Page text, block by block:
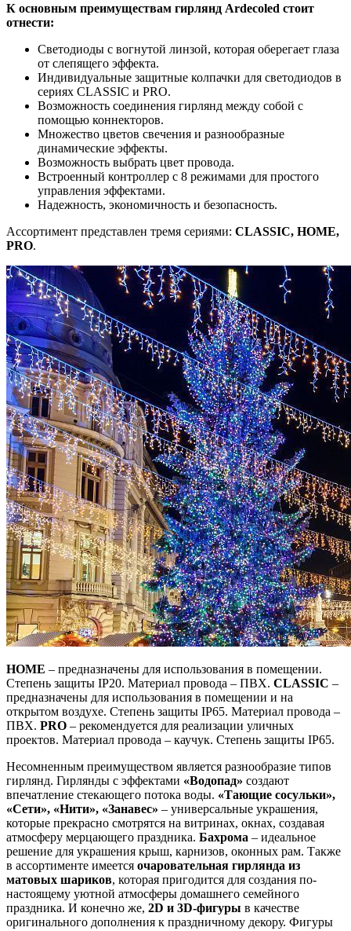
К основным преимуществам гирлянд Ardecoled стоит
отнести:
Светодиоды с вогнутой линзой, которая оберегает глаза
от слепящего эффекта.
Индивидуальные защитные колпачки для светодиодов в
сериях CLASSIC и PRO.
Возможность соединения гирлянд между собой с
помощью коннекторов.
Множество цветов свечения и разнообразные
динамические эффекты.
Возможность выбрать цвет провода.
Встроенный контроллер с 8 режимами для простого
управления эффектами.
Надежность, экономичность и безопасность.
Ассортимент представлен тремя сериями: CLASSIC, HOME,
PRO.
HOME – предназначены для использования в помещении.
Степень защиты IP20. Материал провода – ПВХ. CLASSIC –
предназначены для использования в помещении и на
открытом воздухе. Степень защиты IP65. Материал провода –
ПВХ. PRO – рекомендуется для реализации уличных
проектов. Материал провода – каучук. Степень защиты IP65.
Несомненным преимуществом является разнообразие типов
гирлянд. Гирлянды с эффектами «Водопад» создают
впечатление стекающего потока воды. «Тающие сосульки»,
«Сети», «Нити», «Занавес» – универсальные украшения,
которые прекрасно смотрятся на витринах, окнах, создавая
атмосферу мерцающего праздника. Бахрома – идеальное
решение для украшения крыш, карнизов, оконных рам. Также
в ассортименте имеется очаровательная гирлянда из
матовых шариков, которая пригодится для создания по-
настоящему уютной атмосферы домашнего семейного
праздника. И конечно же, 2D и 3D-фигуры в качестве
оригинального дополнения к праздничному декору. Фигуры